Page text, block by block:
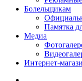
Болельщикам
Памятка
Медиа
Интернет-